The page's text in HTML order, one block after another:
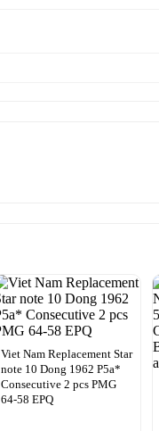
Viet Nam Replacement Star
note 10 Dong 1962 P5a*
Consecutive 2 pcs PMG
64-58 EPQ